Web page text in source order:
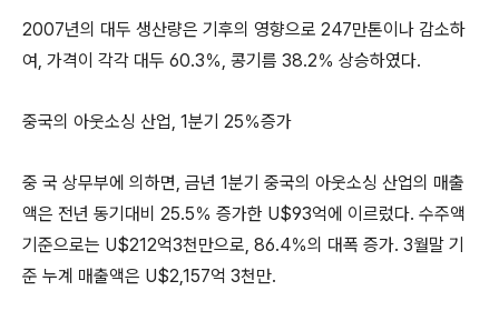
2007년의 대두 생산량은 기후의 영향으로 247만톤이나 감소하
여, 가격이 각각 대두 60.3％, 콩기름 38.2％ 상승하였다.
중국의 아웃소싱 산업, 1분기 25％증가
중 국 상무부에 의하면, 금년 1분기 중국의 아웃소싱 산업의 매출
액은 전년 동기대비 25.5％ 증가한 U$93억에 이르렀다. 수주액
기준으로는 U$212억3천만으로, 86.4％의 대폭 증가. 3월말 기
준 누계 매출액은 U$2,157억 3천만.